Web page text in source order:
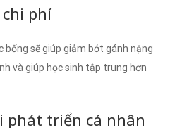
phí
bổng sẽ giúp giảm bớt gánh nặng
và giúp học sinh tập trung hơn
phát triển cá nhân